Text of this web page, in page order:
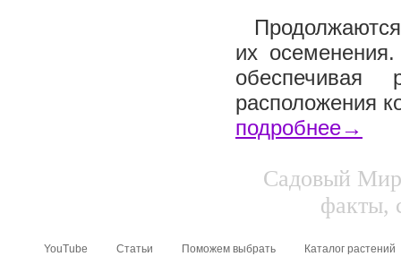
их
обеспечивая
расположения
подробнее→
Садовый
факты,
YouTube Статьи Поможем выбрать Каталог растений